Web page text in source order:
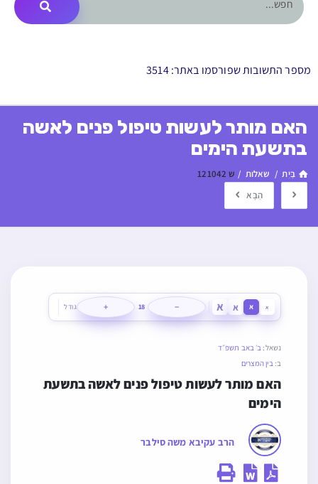
מספר התשובות שפורסמו באתר: 3514
האם מותר לעשות טיפול פנים לאשה
בתשעת הימים
בַּיִת / שאלות / ש 121042
הַבָּא
א א א א −
18
+ גודל
נשאל: ב׳ באב תשפ״ד
ב:בין המצרים
האם מותר לעשות טיפול פנים לאשה בתשעת
הימים
הרב עקיבא משה סילבר